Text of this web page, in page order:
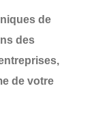
de
des
,
de votre